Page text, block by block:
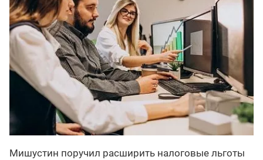
Мишустин поручил расширить налоговые льготы